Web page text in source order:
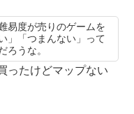
易度が売りのゲームを
」「つまんない」って
ろうな。
ったけどマップない